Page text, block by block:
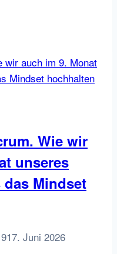
Wie wir
unseres
Mindset
17. Juni 2026